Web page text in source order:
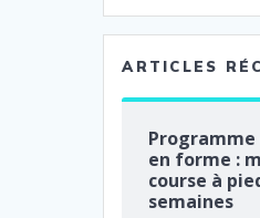
ARTICLES
en forme :
course à
semaines